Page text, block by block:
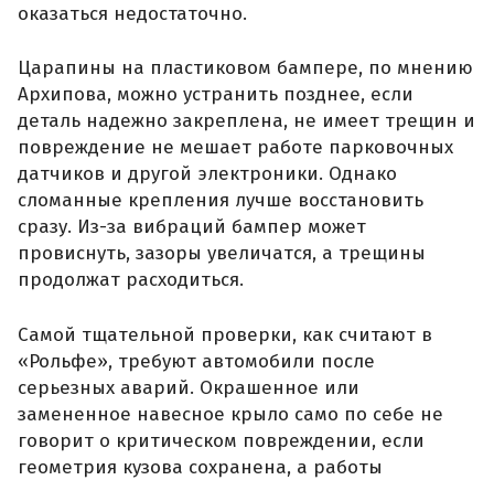
оказаться недостаточно.
Царапины на пластиковом бампере, по мнению
Архипова, можно устранить позднее, если
деталь надежно закреплена, не имеет трещин и
повреждение не мешает работе парковочных
датчиков и другой электроники. Однако
сломанные крепления лучше восстановить
сразу. Из-за вибраций бампер может
провиснуть, зазоры увеличатся, а трещины
продолжат расходиться.
Самой тщательной проверки, как считают в
«Рольфе», требуют автомобили после
серьезных аварий. Окрашенное или
замененное навесное крыло само по себе не
говорит о критическом повреждении, если
геометрия кузова сохранена, а работы